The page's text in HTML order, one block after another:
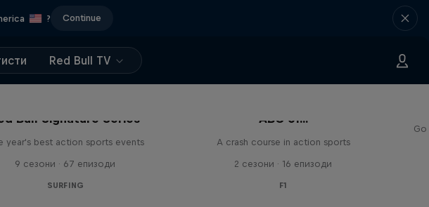
? Continue
Red Bull TV
Bull Signature Series
year's best action sports events
9 сезони · 67 епизоди
SURFING
ABC of...
A crash course in action sports
2 сезони · 16 епизоди
F1